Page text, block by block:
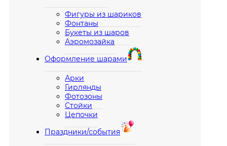
Фигуры из шариков
Фонтаны
Букеты из шаров
Аэромозайка
Оформление шарами
Арки
Гирлянды
Фотозоны
Стойки
Цепочки
Праздники/события